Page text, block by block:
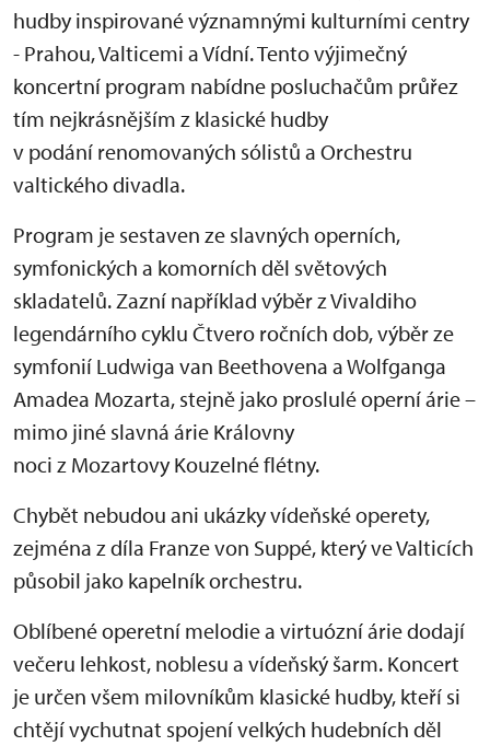
hudby inspirované významnými kulturními centry
- Prahou, Valticemi a Vídní. Tento výjimečný
koncertní program nabídne posluchačům průřez
tím nejkrásnějším z klasické hudby
v podání renomovaných sólistů a Orchestru
valtického divadla.
Program je sestaven ze slavných operních,
symfonických a komorních děl světových
skladatelů. Zazní například výběr z Vivaldiho
legendárního cyklu Čtvero ročních dob, výběr ze
symfonií Ludwiga van Beethovena a Wolfganga
Amadea Mozarta, stejně jako proslulé operní árie –
mimo jiné slavná árie Královny
noci z Mozartovy Kouzelné flétny.
Chybět nebudou ani ukázky vídeňské operety,
zejména z díla Franze von Suppé, který ve Valticích
působil jako kapelník orchestru.
Oblíbené operetní melodie a virtuózní árie dodají
večeru lehkost, noblesu a vídeňský šarm. Koncert
je určen všem milovníkům klasické hudby, kteří si
chtějí vychutnat spojení velkých hudebních děl